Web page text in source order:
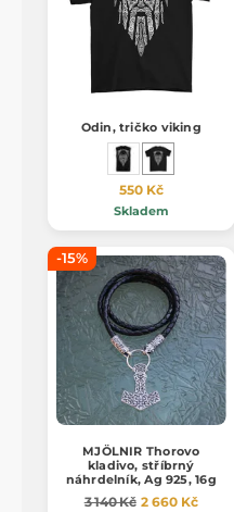
Odin, tričko viking
550 Kč
Skladem
-15%
MJÖLNIR Thorovo
kladivo, stříbrný
náhrdelník, Ag 925, 16g
3 140 Kč 2 660 Kč